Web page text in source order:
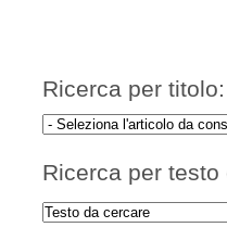
Ricerca per titolo:
Ricerca per testo